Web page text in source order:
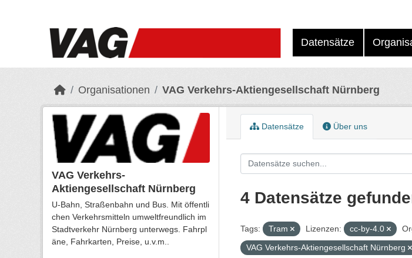
Datensätze
Organisationen VAG Verkehrs-Aktiengesellschaft Nürnberg
VAG Verkehrs-
Aktiengesellschaft Nürnberg
U-Bahn, Straßenbahn und Bus. Mit öffentli
chen Verkehrsmitteln umweltfreundlich im
Stadtverkehr Nürnberg unterwegs. Fahrpl
äne, Fahrkarten, Preise, u.v.m..
Datensätze Über uns
4 Datensätze
Tags: Tram Lizenzen: cc-by-4.0
VAG Verkehrs-Aktiengesellschaft Nürnberg